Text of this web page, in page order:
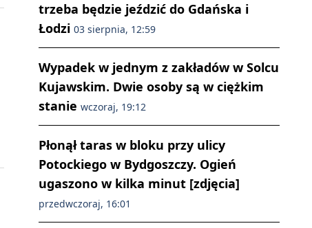
trzeba będzie jeździć do Gdańska i
Łodzi 03 sierpnia, 12:59
Wypadek w jednym z zakładów w Solcu
Kujawskim. Dwie osoby są w ciężkim
stanie wczoraj, 19:12
Płonął taras w bloku przy ulicy
Potockiego w Bydgoszczy. Ogień
ugaszono w kilka minut [zdjęcia]
przedwczoraj, 16:01